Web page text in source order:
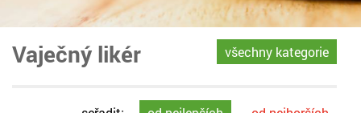
všechny kategorie
Vaječný likér